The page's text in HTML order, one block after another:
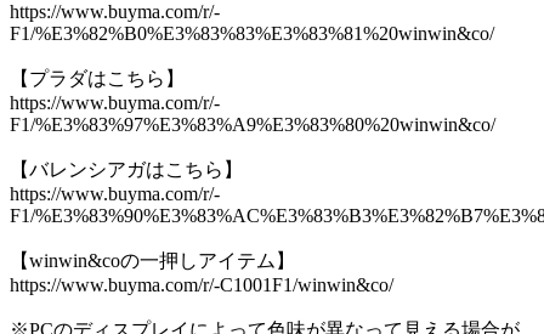
https://www.buyma.com/r/-
F1/%E3%82%B0%E3%83%83%E3%83%81%20winwin&co/
【プラダはこちら】
https://www.buyma.com/r/-
F1/%E3%83%97%E3%83%A9%E3%83%80%20winwin&co/
【バレンシアガはこちら】
https://www.buyma.com/r/-
F1/
【winwin&coの一押しアイテム】
https://www.buyma.com/r/-C1001F1/winwin&co/
※PCのディスプレイによって色味が異なって見える場合が